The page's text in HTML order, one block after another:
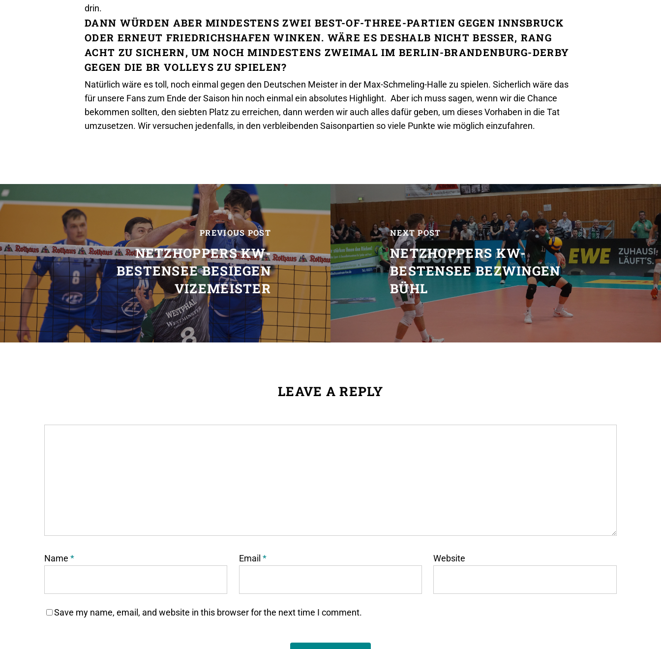
drin.
DANN WÜRDEN ABER MINDESTENS ZWEI BEST-OF-THREE-PARTIEN GEGEN INNSBRUCK
ODER ERNEUT FRIEDRICHSHAFEN WINKEN. WÄRE ES DESHALB NICHT BESSER, RANG
ACHT ZU SICHERN, UM NOCH MINDESTENS ZWEIMAL IM BERLIN-BRANDENBURG-DERBY
GEGEN DIE BR VOLLEYS ZU SPIELEN?
Natürlich wäre es toll, noch einmal gegen den Deutschen Meister in der Max-Schmeling-Halle zu spielen. Sicherlich wäre das
für unsere Fans zum Ende der Saison hin noch einmal ein absolutes Highlight. Aber ich muss sagen, wenn wir die Chance
bekommen sollten, den siebten Platz zu erreichen, dann werden wir auch alles dafür geben, um dieses Vorhaben in die Tat
umzusetzen. Wir versuchen jedenfalls, in den verbleibenden Saisonpartien so viele Punkte wie möglich einzufahren.
PREVIOUS POST
NETZHOPPERS KW-
BESTENSEE BESIEGEN
VIZEMEISTER
NEXT POST
NETZHOPPERS KW-
BESTENSEE BEZWINGEN
BÜHL
LEAVE A REPLY
Name * Email * Website
Save my name, email, and website in this browser for the next time I comment.